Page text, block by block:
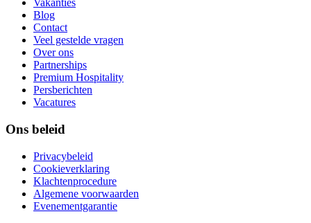
Vakanties
Blog
Contact
Veel gestelde vragen
Over ons
Partnerships
Premium Hospitality
Persberichten
Vacatures
Ons beleid
Privacybeleid
Cookieverklaring
Klachtenprocedure
Algemene voorwaarden
Evenementgarantie